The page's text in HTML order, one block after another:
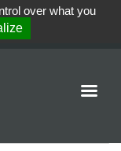
over what you